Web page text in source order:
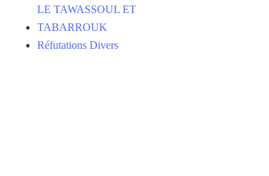
LE TAWASSOUL ET
TABARROUK
Réfutations Divers